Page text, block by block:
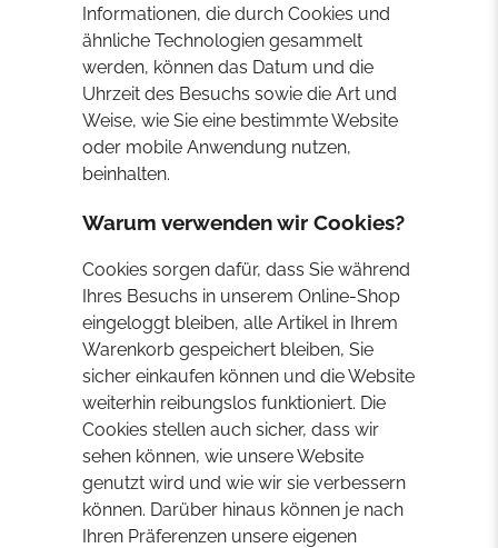
Informationen, die durch Cookies und
ähnliche Technologien gesammelt
werden, können das Datum und die
Uhrzeit des Besuchs sowie die Art und
Weise, wie Sie eine bestimmte Website
oder mobile Anwendung nutzen,
beinhalten.
Warum verwenden wir Cookies?
Cookies sorgen dafür, dass Sie während
Ihres Besuchs in unserem Online-Shop
eingeloggt bleiben, alle Artikel in Ihrem
Warenkorb gespeichert bleiben, Sie
sicher einkaufen können und die Website
weiterhin reibungslos funktioniert. Die
Cookies stellen auch sicher, dass wir
sehen können, wie unsere Website
genutzt wird und wie wir sie verbessern
können. Darüber hinaus können je nach
Ihren Präferenzen unsere eigenen